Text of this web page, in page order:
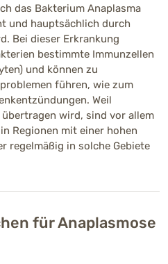
das Bakterium Anaplasma
und hauptsächlich durch
Bei dieser Erkrankung
bestimmte Immunzellen
und können zu
führen, wie zum
Weil
wird, sind vor allem
Regionen mit einer hohen
regelmäßig in solche Gebiete
für Anaplasmose